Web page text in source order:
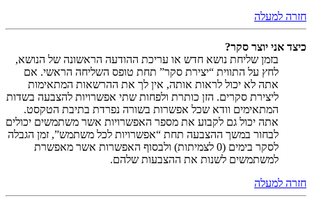
חזרה למעלה
כיצד אני יוצר סקר?
בזמן שליחת נושא חדש או עריכת ההודעה הראשונה של הנושא,
לחץ על התווית “יצירת סקר” תחת טופס השליחה הראשי. אם
אתה לא יכול לראות אותה, אין לך את ההרשאות המתאימות
ליצירת סקרים. הזן כותרת ולפחות שתי אפשרויות להצבעה בשדות
המתאימים וודא שכל אפשרות בשורה נפרדת בתיבת הטקסט.
אתה יכול גם לקבוע את מספר האפשרויות אשר משתמשים יכולים
לבחור במשך ההצבעה תחת “אפשרויות לכל משתמש”, זמן הגבלה
לסקר בימים (0 לצמיתות) ולבסוף האפשרות אשר מאפשרת
למשתמשים לשנות את ההצבעות שלהם.
חזרה למעלה